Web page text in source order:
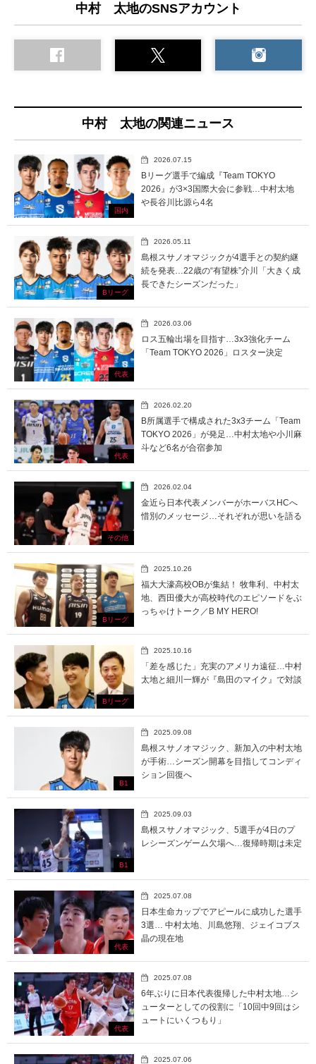
中村 太地のSNSアカウント
中村 太地の関連ニュース
国内
2026.07.15
Bリーグ選手で編成『Team TOKYO
2026』が3×3国際大会に参戦…中村太地
や長谷川比源ら4名
Bリーグ
2026.05.11
島根スサノオマジックが4選手との契約継
続を発表…22歳の“有望株”介川「大きく成
長できたシーズンだった」
代表
2026.03.06
ロス五輪出場を目指す…3x3強化チーム
「Team TOKYO 2026」ロスター決定
代表
2026.02.20
B所属選手で構成された3x3チーム「Team
TOKYO 2026」が発足…中村太地や小川麻
斗など6名が合宿参加
その他
2026.02.04
金近ら日本代表メンバーがホーバスHCへ
惜別のメッセージ…それぞれが思いを語る
Bリーグ
2025.10.26
福大大濠高校OBが集結！ 牧隼利、中村太
地、西田優大が高校時代のエピソードをぶ
っちゃけトーク／B MY HERO!
Bリーグ
2025.10.16
「差を感じた」充実のアメリカ遠征…中村
太地と細川一輝が『島田のマイク』で対談
B1
2025.09.08
島根スサノオマジック、新加入の中村太地
が手術…シーズン開幕を目指してコンディ
ション回復へ
B1
2025.09.03
島根スサノオマジック、5選手が4日のプ
レシーズンゲーム欠場へ…復帰時期は未定
代表
2025.07.08
日本生命カップでアピールに成功した選手
3選… 中村太地、川島悠翔、ジェイコブス
晶の現在地
代表
2025.07.08
6年ぶりに日本代表復帰した中村太地…シ
ューターとしての役割に「10回中9回はシ
ュートにいくつもり」
2025.07.06